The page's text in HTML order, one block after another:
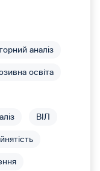
аналіз
освіта
ВІЛ